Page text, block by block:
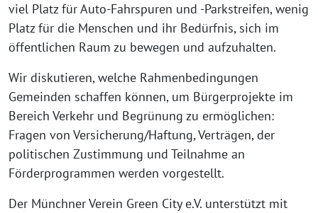
viel Platz für Auto-Fahrspuren und -Parkstreifen, wenig
Platz für die Menschen und ihr Bedürfnis, sich im
öffentlichen Raum zu bewegen und aufzuhalten.
Wir diskutieren, welche Rahmenbedingungen
Gemeinden schaffen können, um Bürgerprojekte im
Bereich Verkehr und Begrünung zu ermöglichen:
Fragen von Versicherung/Haftung, Verträgen, der
politischen Zustimmung und Teilnahme an
Förderprogrammen werden vorgestellt.
Der Münchner Verein Green City e.V. unterstützt mit